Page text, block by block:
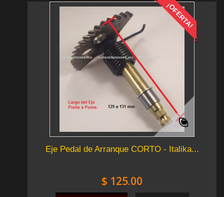
¡OFERTA!
Eje Pedal de Arranque CORTO - Italika...
$ 125.00